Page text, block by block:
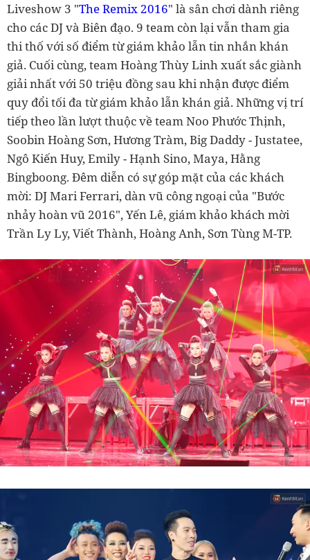
Liveshow 3 "The Remix 2016" là sân chơi dành riêng
cho các DJ và Biên đạo. 9 team còn lại vẫn tham gia
thi thố với số điểm từ giám khảo lẫn tin nhắn khán
giả. Cuối cùng, team Hoàng Thùy Linh xuất sắc giành
giải nhất với 50 triệu đồng sau khi nhận được điểm
quy đổi tối đa từ giám khảo lẫn khán giả. Những vị trí
tiếp theo lần lượt thuộc về team Noo Phước Thịnh,
Soobin Hoàng Sơn, Hương Tràm, Big Daddy - Justatee,
Ngô Kiến Huy, Emily - Hạnh Sino, Maya, Hằng
Bingboong. Đêm diễn có sự góp mặt của các khách
mời: DJ Mari Ferrari, dàn vũ công ngoại của "Bước
nhảy hoàn vũ 2016", Yến Lê, giám khảo khách mời
Trần Ly Ly, Viết Thành, Hoàng Anh, Sơn Tùng M-TP.